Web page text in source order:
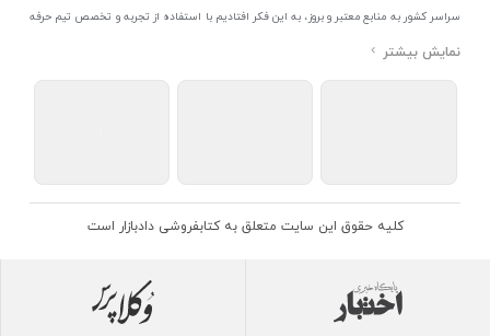
سراسر کشور به منابع معتبر و بروز، به این فکر افتادیم با استفاده از تجربه و تخصص تیم حرفه
ای اختبار خدمتی جدید به جامعه حقوقی ایران ارائه کنیم. به این منظور با راه اندازی و تجهیز
اتحادیه ناشران و کتابفروشان تهران به منظور ارائه مطمئن ترین خدمات مجموعه بسیار کامل و
معتبری از کتاب های حقوقی را به علاقمندان عرضه کرده ایم. علاوه بر این با بهره گیری از فناوری
اندازی کردیم تا علاقمندان بتوانند با اطمینان کافی و به اتکای اعتبار این مجموعه قدیمی کتاب و
کلیه حقوق این سایت متعلق به کتابفروشی دادبازار است